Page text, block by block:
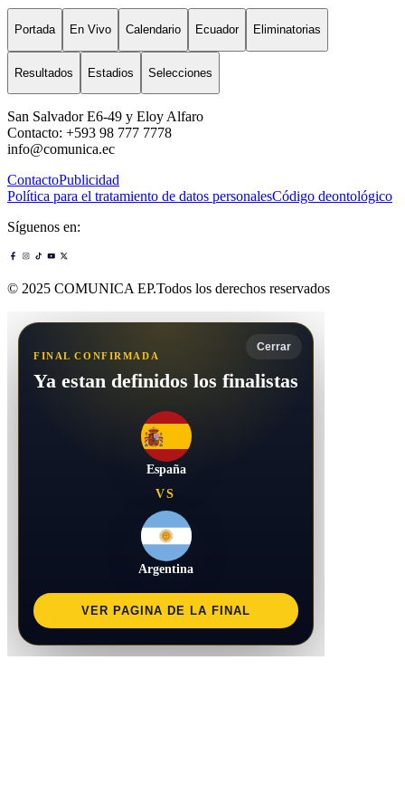
Portada En Vivo Calendario Ecuador Eliminatorias
Resultados Estadios Selecciones
San Salvador E6-49 y Eloy Alfaro
Contacto: +593 98 777 7778
info@comunica.ec
ContactoPublicidad
Política para el tratamiento de datos personalesCódigo deontológico
Síguenos en:
© 2025 COMUNICA EP.Todos los derechos reservados
Cerrar
FINAL CONFIRMADA
Ya estan definidos los finalistas
España
VS
Argentina
VER PAGINA DE LA FINAL